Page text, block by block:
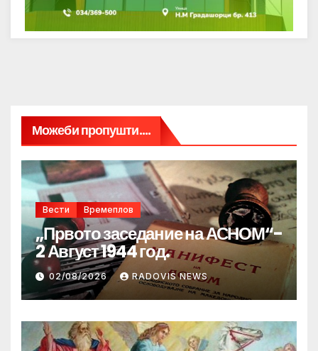
Можеби пропушти....
Вести Времеплов
„Првото заседание на АСНОМ“-
2 Август 1944 год.
02/08/2026 RADOVIS NEWS